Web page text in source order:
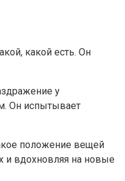
какой есть. Он
у
Он испытывает
положение вещей
и вдохновляя на новые